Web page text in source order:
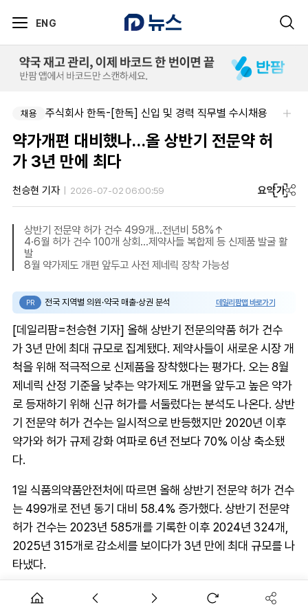
ENG
채용 주식회사 한독-[한독] 신입 및 경력 직무별 수시채용
약가개편 대비했나…올 상반기 전문약 허
가 3년 만에 최다
천승현 기자 2026-07-02 06:00:59 요약가
상반기 전문약 허가 건수 499개...전년비 58%↑
4·6월 허가 건수 100개 상회...제약사들 복합제 등 신제품 발굴 활
발
8월 약가제도 개편 앞두고 사전 제네릭 장착 가능성
PR 전국 지역별 의원·약국 매출·상권 분석 데일리팜맵 바로가기
[데일리팜=천승현 기자] 올해 상반기 전문의약품 허가 건수
가 3년 만에 최대 규모로 집계됐다. 제약사들이 새로운 시장 개
척을 위해 적극적으로 신제품을 장착했다는 평가다. 오는 8월
제네릭 산정 기준을 낮추는 약가제도 개편을 앞두고 높은 약가
로 등재하기 위해 신규 허가를 서둘렀다는 분석도 나온다. 상반
기 전문약 허가 건수는 일시적으로 반등했지만 2020년 이후
약가와 허가 규제 강화 여파로 6년 전보다 70% 이상 축소됐
다.
1일 식품의약품안전처에 따르면 올해 상반기 전문약 허가 건수
는 499개로 전년 동기 대비 58.4% 증가했다. 상반기 전문약
허가 건수는 2023년 585개를 기록한 이후 2024년 324개,
2025년 315개로 감소세를 보이다가 3년 만에 최대 규모를 나
타냈다.